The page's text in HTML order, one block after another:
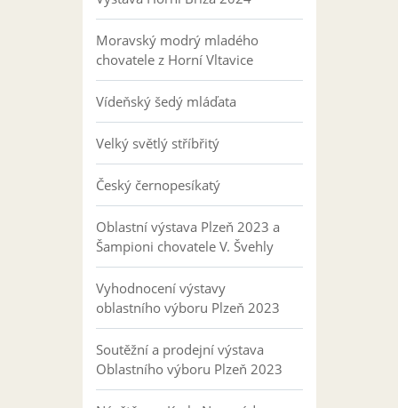
Moravský modrý mladého
chovatele z Horní Vltavice
Vídeňský šedý mláďata
Velký světlý stříbřitý
Český černopesíkatý
Oblastní výstava Plzeň 2023 a
Šampioni chovatele V. Švehly
Vyhodnocení výstavy
oblastního výboru Plzeň 2023
Soutěžní a prodejní výstava
Oblastního výboru Plzeň 2023